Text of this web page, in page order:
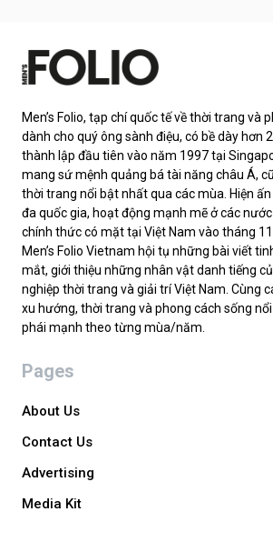
Men’s Folio, tạp chí quốc tế về thời trang và
dành cho quý ông sành điệu, có bề dày hơn
thành lập đầu tiên vào năm 1997 tại
mang sứ mệnh quảng bá tài năng châu Á,
thời trang nổi bật nhất qua các mùa. Hiện
đa quốc gia, hoạt động mạnh mẽ ở các
chính thức có mặt tại Việt Nam vào tháng
Men’s Folio Vietnam hội tụ những bài viết
mắt, giới thiệu những nhân vật danh tiếng
nghiệp thời trang và giải trí Việt Nam. Cùng
xu hướng, thời trang và phong cách sống
phái mạnh theo từng mùa/năm.
Pages
About Us
Contact Us
Advertising
Media Kit